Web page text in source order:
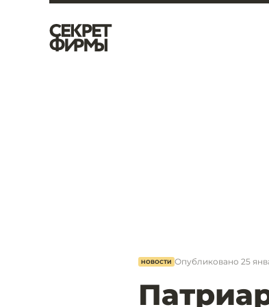
НОВОСТИ Опубликовано 25